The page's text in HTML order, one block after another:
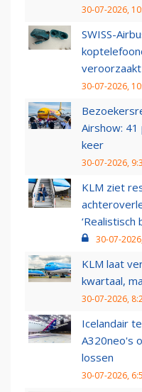
30-07-2026,
SWISS-
veroorzaakt
30-07-2026,
Airshow:
keer
30-07-2026,
KLM ziet
‘Realistisch
30-07-
KLM laat
kwartaal,
30-07-2026,
Icelandair
A320neo's
lossen
30-07-2026,